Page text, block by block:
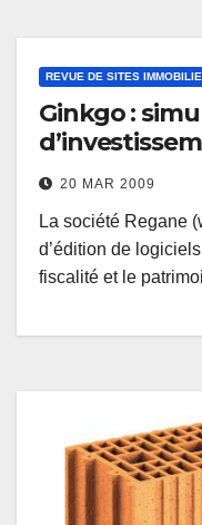
REVUE DE SITES
Ginkgo :
20 MAR 2009
La société Regane
d’édition de
fiscalité et le